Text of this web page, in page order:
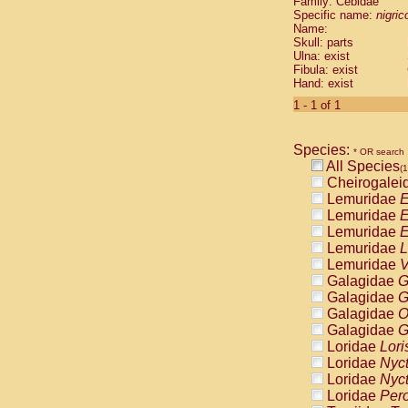
Cebidae
Cebidae
Cebidae
Cebidae
Cebidae
Cebidae
Cebidae
Cebidae
Cebidae
Cebidae
Cebidae
Cebidae
Atelidae
Atelidae
Atelidae
Atelidae
Atelidae
Atelidae
Atelidae
Atelidae
Atelidae
Atelidae
Pitheciidae
Specific name:
Name:
Skull: parts
Ulna: exist
Fibula: exist
Hand: exist
1 - 1 of 1
Species: * OR search
All Species
Lemuridae
Lemuridae
Lemuridae
Lemuridae
Lemuridae
Galagidae
Galagidae
Galagidae
Galagidae
Loridae
Loridae
Loridae
Loridae